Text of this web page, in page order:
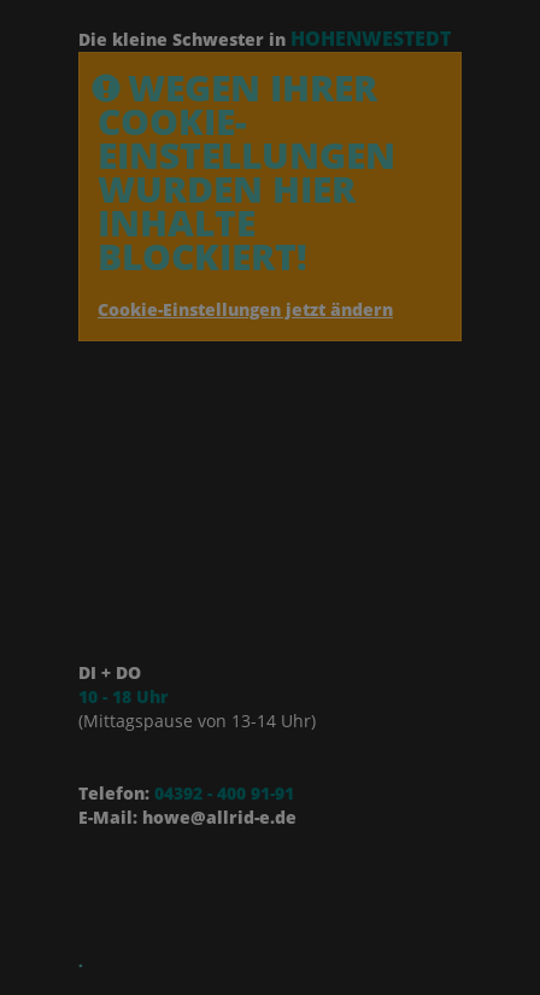
Die kleine Schwester in HOHENWESTEDT
WEGEN IHRER
COOKIE-
EINSTELLUNGEN
WURDEN HIER
INHALTE
BLOCKIERT!
Cookie-Einstellungen jetzt ändern
DI + DO
10 - 18 Uhr
(Mittagspause von 13-14 Uhr)
Telefon: 04392 - 400 91-91
E-Mail: howe@allrid-e.de
.